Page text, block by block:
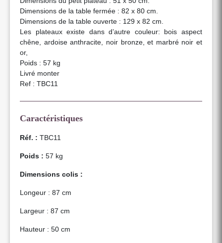
Dimensions de la table fermée : 82 x 80 cm.
Dimensions de la table ouverte : 129 x 82 cm.
Les plateaux existe dans d’autre couleur: bois aspect
chêne, ardoise anthracite, noir bronze, et marbré noir et
or,
Poids : 57 kg
Livré monter
Ref : TBC11
Caractéristiques
Réf. : TBC11
Poids : 57 kg
Dimensions colis :
Longeur : 87 cm
Largeur : 87 cm
Hauteur : 50 cm